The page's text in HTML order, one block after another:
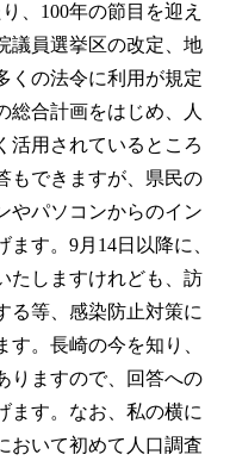
、100年の節目を迎え
議員選挙区の改定、地
くの法令に利用が規定
総合計画をはじめ、人
活用されているところ
もできますが、県民の
やパソコンからのイン
す。9月14日以降に、
たしますけれども、訪
る等、感染防止対策に
。長崎の今を知り、
りますので、回答への
ます。なお、私の横に
おいて初めて人口調査